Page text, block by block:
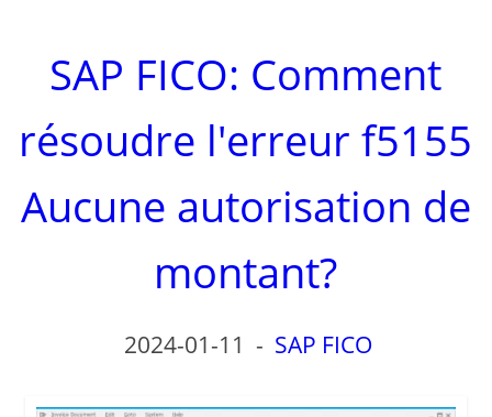
SAP FICO: Comment
résoudre l'erreur f5155
Aucune autorisation de
montant?
2024-01-11 - SAP FICO